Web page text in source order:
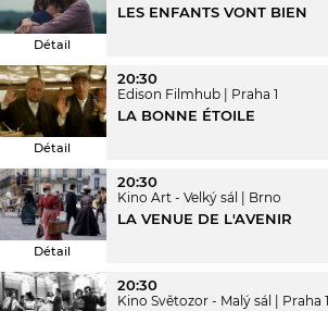
Détail
LES ENFANTS VONT BIEN
Détail
20:30
Edison Filmhub Praha 1
LA BONNE ÉTOILE
Détail
20:30
Kino Art - Velký sál Brno
LA VENUE DE L'AVENIR
20:30
Kino Světozor - Malý sál Praha 1